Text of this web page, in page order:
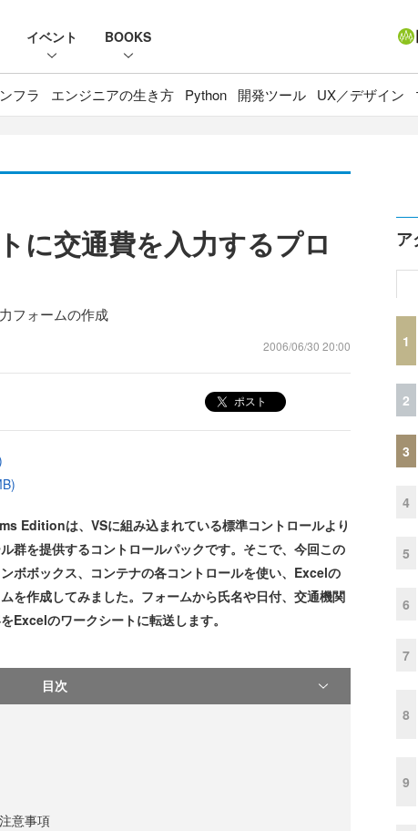
イベント BOOKS
フラ エンジニアの生き方 Python 開発ツール UX／デザイン
に交通費を入力するプロ
フォームの作成
2006/06/30 20:00
ポスト
は、VSに組み込まれている標準コントロールより
群を提供するコントロールパックです。そこで、今回この
ボボックス、コンテナの各コントロールを使い、Excelの
を作成してみました。フォームから氏名や日付、交通機関
Excelのワークシートに転送します。
目次
意事項
ア
1
2
3
4
5
6
7
8
9